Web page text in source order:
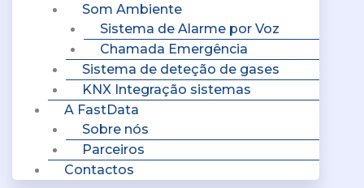
Som Ambiente
Sistema de Alarme por Voz
Chamada Emergência
Sistema de deteção de gases
KNX Integração sistemas
A FastData
Sobre nós
Parceiros
Contactos